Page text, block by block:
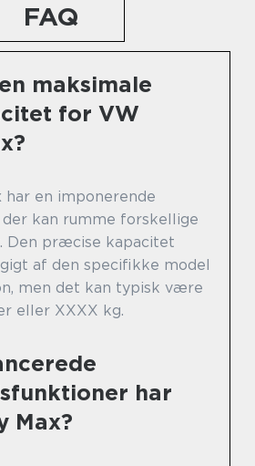
FAQ
maksimale
for VW
har en imponerende
der kan rumme forskellige
Den præcise kapacitet
af den specifikke model
men det kan typisk være
eller XXXX kg.
har
Max?